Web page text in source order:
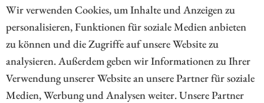
Wir verwenden Cookies, um Inhalte und Anzeigen zu
personalisieren, Funktionen für soziale Medien anbieten
zu können und die Zugriffe auf unsere Website zu
analysieren. Außerdem geben wir Informationen zu Ihrer
Verwendung unserer Website an unsere Partner für soziale
Medien, Werbung und Analysen weiter. Unsere Partner
Simandou-Projekt die globale Rohstoffbasis neu.
ZUM KOMMENTAR